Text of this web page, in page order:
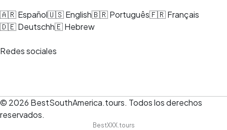
🇦🇷 Español🇺🇸 English🇧🇷 Português🇫🇷 Français
🇩🇪 Deutschh🇪 Hebrew
Redes sociales
© 2026 BestSouthAmerica.tours. Todos los derechos
reservados.
BestXXX.tours